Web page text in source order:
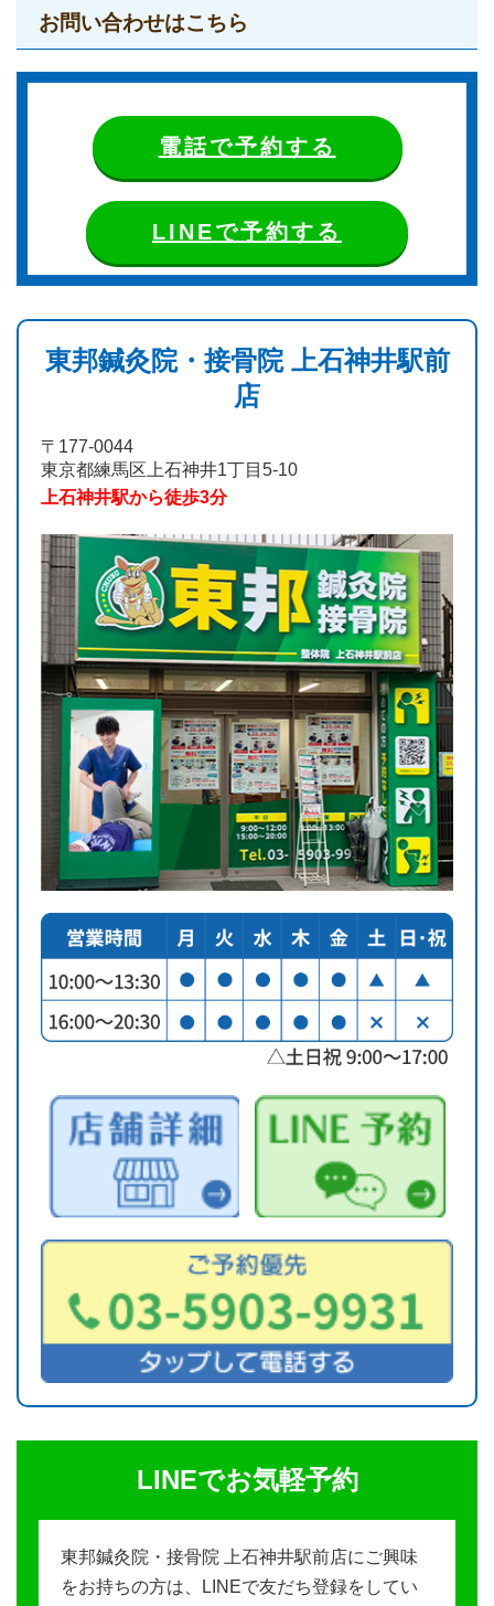
お問い合わせはこちら
電話で予約する
LINEで予約する
東邦鍼灸院・接骨院 上石神井駅前
店
〒177-0044
東京都練馬区上石神井1丁目5-10
上石神井駅から徒歩3分
LINEでお気軽予約
東邦鍼灸院・接骨院 上石神井駅前店にご興味
をお持ちの方は、LINEで友だち登録をしてい